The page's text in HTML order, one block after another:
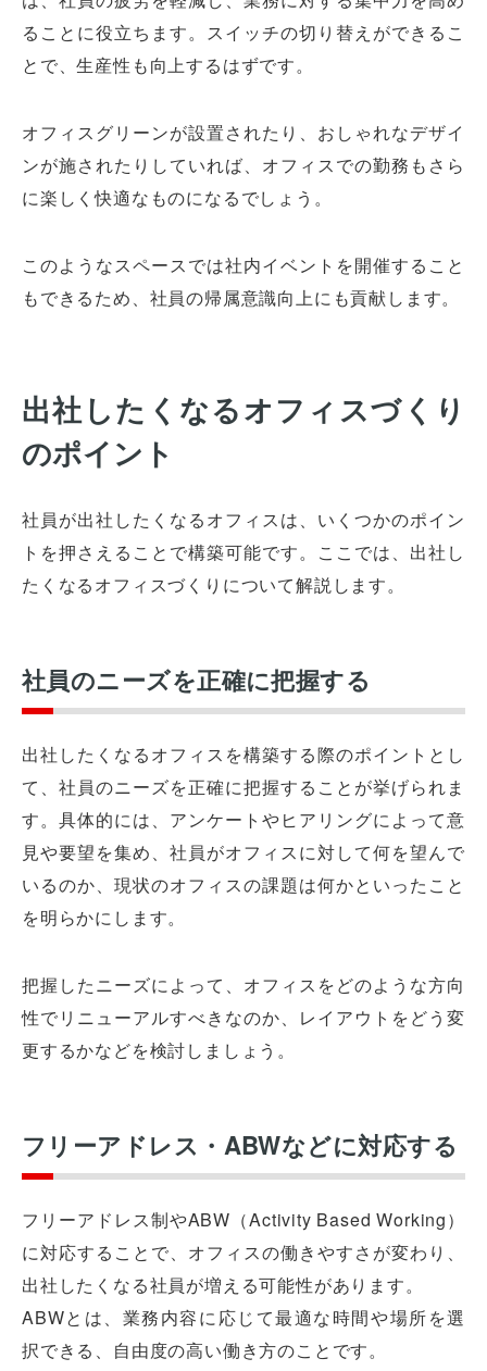
ることに役立ちます。スイッチの切り替えができるこ
とで、生産性も向上するはずです。
オフィスグリーンが設置されたり、おしゃれなデザイ
ンが施されたりしていれば、オフィスでの勤務もさら
に楽しく快適なものになるでしょう。
このようなスペースでは社内イベントを開催すること
もできるため、社員の帰属意識向上にも貢献します。
出社したくなるオフィスづくり
のポイント
社員が出社したくなるオフィスは、いくつかのポイン
トを押さえることで構築可能です。ここでは、出社し
たくなるオフィスづくりについて解説します。
社員のニーズを正確に把握する
出社したくなるオフィスを構築する際のポイントとし
て、社員のニーズを正確に把握することが挙げられま
す。具体的には、アンケートやヒアリングによって意
見や要望を集め、社員がオフィスに対して何を望んで
いるのか、現状のオフィスの課題は何かといったこと
を明らかにします。
把握したニーズによって、オフィスをどのような方向
性でリニューアルすべきなのか、レイアウトをどう変
更するかなどを検討しましょう。
フリーアドレス・ABWなどに対応する
フリーアドレス制やABW（Activity Based Working）
に対応することで、オフィスの働きやすさが変わり、
出社したくなる社員が増える可能性があります。
ABWとは、業務内容に応じて最適な時間や場所を選
択できる、自由度の高い働き方のことです。